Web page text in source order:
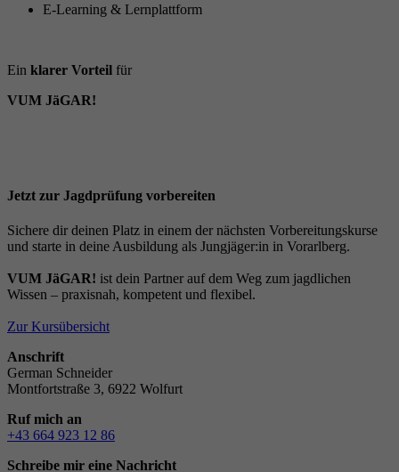
E-Learning & Lernplattform
Ein klarer Vorteil für
VUM JäGAR!
Jetzt zur Jagdprüfung vorbereiten
Sichere dir deinen Platz in einem der nächsten Vorbereitungskurse
und starte in deine Ausbildung als Jungjäger:in in Vorarlberg.
VUM JäGAR! ist dein Partner auf dem Weg zum jagdlichen
Wissen – praxisnah, kompetent und flexibel.
Zur Kursübersicht
Anschrift
German Schneider
Montfortstraße 3, 6922 Wolfurt
Ruf mich an
+43 664 923 12 86
Schreibe mir eine Nachricht